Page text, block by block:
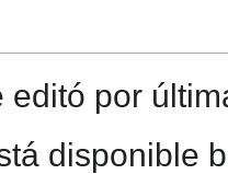
editó por
disponible